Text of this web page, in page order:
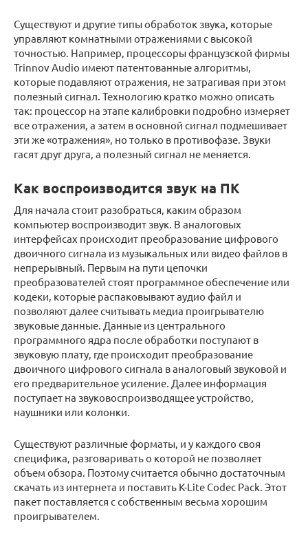
Существуют и другие типы обработок звука, которые
управляют комнатными отражениями с высокой
точностью. Например, процессоры французской фирмы
Trinnov Audio имеют патентованные алгоритмы,
которые подавляют отражения, не затрагивая при этом
полезный сигнал. Технологию кратко можно описать
так: процессор на этапе калибровки подробно измеряет
все отражения, а затем в основной сигнал подмешивает
эти же «отражения», но только в противофазе. Звуки
гасят друг друга, а полезный сигнал не меняется.
Как воспроизводится звук на ПК
Для начала стоит разобраться, каким образом
компьютер воспроизводит звук. В аналоговых
интерфейсах происходит преобразование цифрового
двоичного сигнала из музыкальных или видео файлов в
непрерывный. Первым на пути цепочки
преобразователей стоят программное обеспечение или
кодеки, которые распаковывают аудио файл и
позволяют далее считывать медиа проигрывателю
звуковые данные. Данные из центрального
программного ядра после обработки поступают в
звуковую плату, где происходит преобразование
двоичного цифрового сигнала в аналоговый звуковой и
его предварительное усиление. Далее информация
поступает на звуковоспроизводящее устройство,
наушники или колонки.
Существуют различные форматы, и у каждого своя
специфика, разговаривать о которой не позволяет
объем обзора. Поэтому считается обычно достаточным
скачать из интернета и поставить K-Lite Codec Pack. Этот
пакет поставляется с собственным весьма хорошим
проигрывателем.